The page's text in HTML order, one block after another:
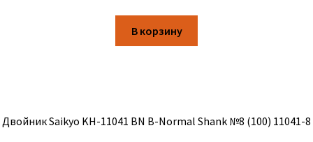
В корзину
Двойник Saikyo KH-11041 BN B-Normal Shank №8 (100) 11041-8